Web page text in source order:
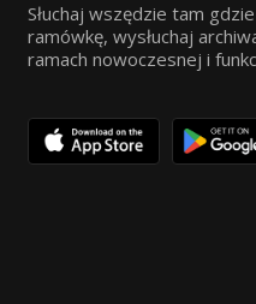
Słuchaj wszędzie tam
ramówkę, wysłuchaj
ramach nowoczesnej i